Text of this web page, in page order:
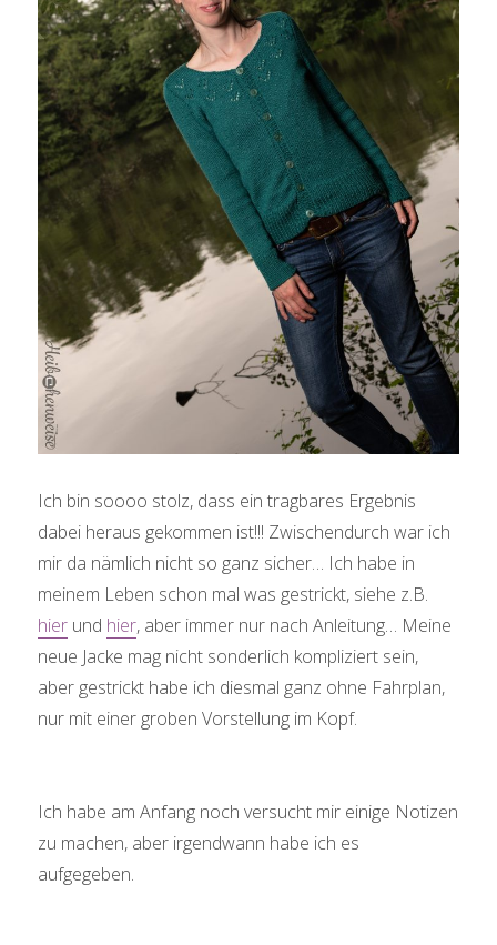
Ich bin soooo stolz, dass ein tragbares Ergebnis
dabei heraus gekommen ist!!! Zwischendurch war ich
mir da nämlich nicht so ganz sicher… Ich habe in
meinem Leben schon mal was gestrickt, siehe z.B.
hier und hier, aber immer nur nach Anleitung… Meine
neue Jacke mag nicht sonderlich kompliziert sein,
aber gestrickt habe ich diesmal ganz ohne Fahrplan,
nur mit einer groben Vorstellung im Kopf.
Ich habe am Anfang noch versucht mir einige Notizen
zu machen, aber irgendwann habe ich es
aufgegeben.